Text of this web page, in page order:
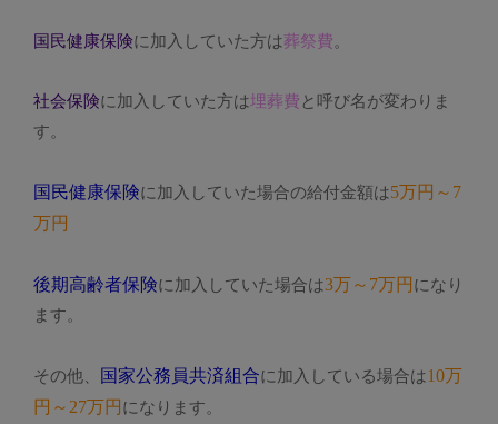
国民健康保険に加入していた方は葬祭費。
社会保険に加入していた方は埋葬費 と呼び名が変わりま
す。
国民健康保険に加入していた場合の給付金額は5万円～7
万円
後期高齢者保険に加入していた場合は3万～7万円 になり
ます。
その他、 国家公務員共済組合に加入している場合は10万
円～27万円 になります。